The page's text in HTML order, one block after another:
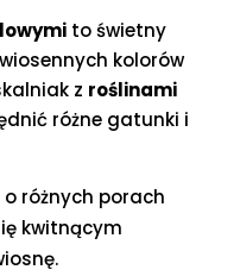
to świetny
kolorów
z roślinami
różne gatunki i
różnych porach
kwitnącym